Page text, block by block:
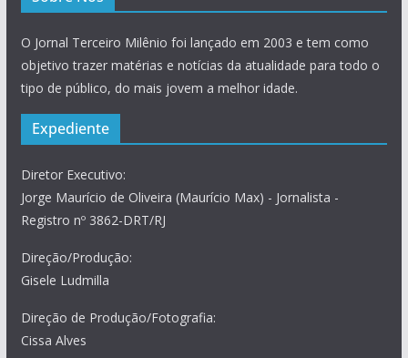
O Jornal Terceiro Milênio foi lançado em 2003 e tem como
objetivo trazer matérias e notícias da atualidade para todo o
tipo de público, do mais jovem a melhor idade.
Expediente
Diretor Executivo:
Jorge Maurício de Oliveira (Maurício Max) - Jornalista -
Registro nº 3862-DRT/RJ
Direção/Produção:
Gisele Ludmilla
Direção de Produção/Fotografia:
Cissa Alves